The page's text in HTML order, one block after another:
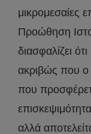
μικρομεσαίες
Προώθηση
διασφαλίζει
ακριβώς που ο
που
αλλά